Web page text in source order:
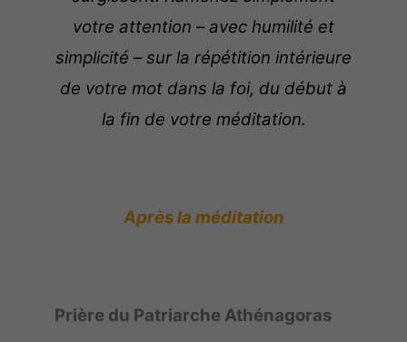
votre attention – avec humilité et
simplicité – sur la répétition intérieure
de votre mot dans la foi, du début à
la fin de votre méditation.
Après la méditation
Prière du Patriarche Athénagoras